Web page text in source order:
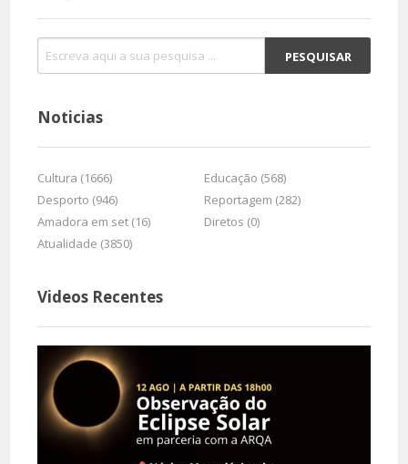
Noticias
Cultura (1666)
Educação (568)
Desporto (946)
Reportagem (282)
Amadora em set (16)
Diretos (0)
Atualidade (3850)
Videos Recentes